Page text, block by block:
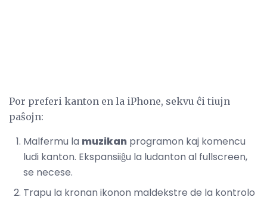
Por preferi kanton en la iPhone, sekvu ĉi tiujn
paŝojn:
Malfermu la muzikan programon kaj komencu
ludi kanton. Ekspansiiĝu la ludanton al fullscreen,
se necese.
Trapu la kronan ikonon maldekstre de la kontrolo